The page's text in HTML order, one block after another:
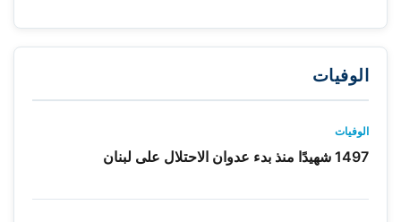
الوفيات
الوفيات
1497 شهيدًا منذ بدء عدوان الاحتلال على لبنان